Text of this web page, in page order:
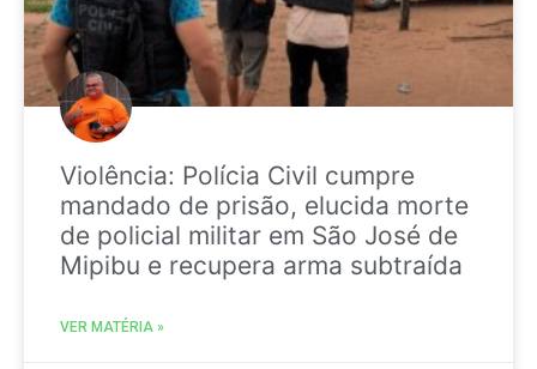
Violência: Polícia Civil cumpre
mandado de prisão, elucida morte
de policial militar em São José de
Mipibu e recupera arma subtraída
VER MATÉRIA »